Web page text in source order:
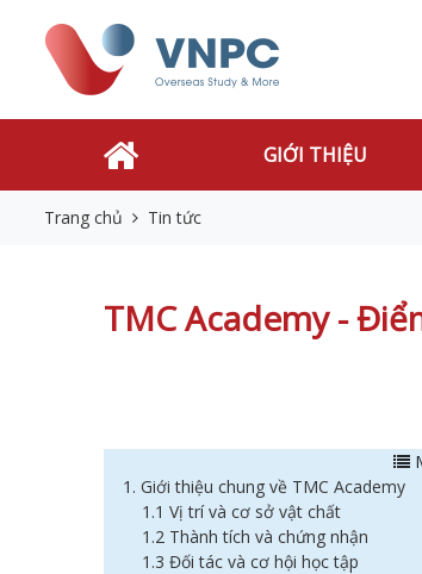
GIỚI THIỆU
Trang chủ Tin tức
TMC Academy -
1. Giới thiệu chung về TMC Academy
1.1 Vị trí và cơ sở vật chất
1.2 Thành tích và chứng nhận
1.3 Đối tác và cơ hội học tập